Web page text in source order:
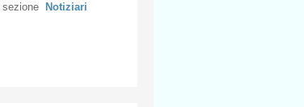
sezione Notiziari